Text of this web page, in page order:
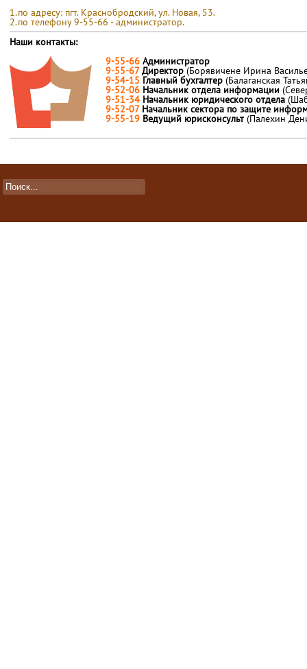
1.по адресу: пгт. Краснобродский, ул. Новая, 53.
2.по телефону 9-55-66 - администратор.
Наши контакты:
9-55-66 Администратор
9-55-67Директор(Борявичене Ирина
9-54-15 Главный бухгалтер (Балаганская
9-52-06 Начальник отдела информации
9-51-34 Начальник юридического отдела
9-52-07 Начальник сектора по защите
9-55-19 Ведущий юрисконсульт (Палехин